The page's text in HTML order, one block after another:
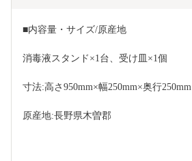
■内容量・サイズ/原産地
消毒液スタンド×1台、受け皿×1個
寸法:高さ950mm×幅250mm×奥行250mm
原産地:長野県木曽郡